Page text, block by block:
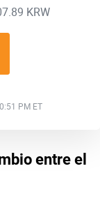
KRW
PM ET
entre el